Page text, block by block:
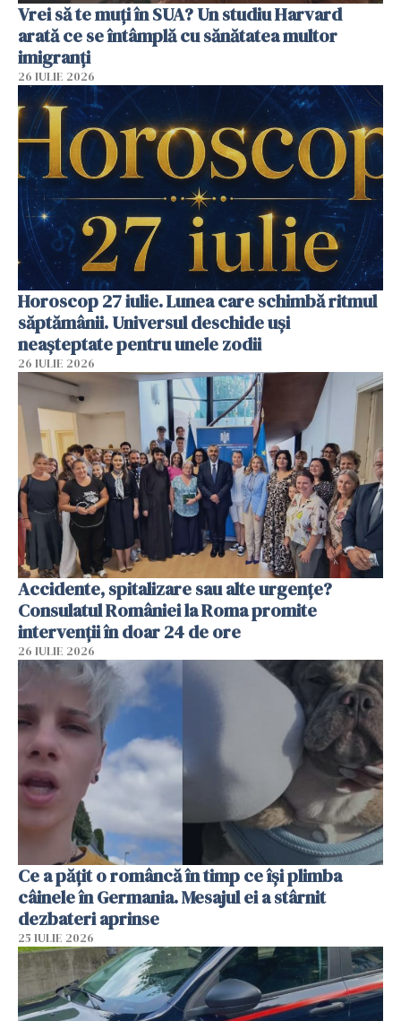
Vrei să te muți în SUA? Un studiu Harvard
arată ce se întâmplă cu sănătatea multor
imigranți
26 IULIE 2026
Horoscop 27 iulie. Lunea care schimbă ritmul
săptămânii. Universul deschide uși
neașteptate pentru unele zodii
26 IULIE 2026
Accidente, spitalizare sau alte urgențe?
Consulatul României la Roma promite
intervenții în doar 24 de ore
26 IULIE 2026
Ce a pățit o româncă în timp ce își plimba
câinele în Germania. Mesajul ei a stârnit
dezbateri aprinse
25 IULIE 2026